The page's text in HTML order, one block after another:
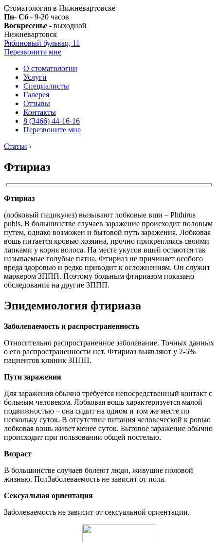
Стоматология в Нижневартовске
Пн- Сб - 9-20 часов
Воскресенье - выходной
Нижневартовск
Рябиновый бульвар, 11
Перезвоните мне
О стоматологии
Услуги
Специалисты
Галерея
Отзывы
Контакты
8 (3466) 44-16-16
Перезвоните мне
Статьи ›
Фтириаз
Фтириаз
(лобковый педикулез) вызывают лобковые вши – Phthirus
pubis. В большинстве случаев заражение происходит половым
путем, однако возможен и бытовой путь заражения. Лобковая
вошь питается кровью хозяина, прочно прикрепляясь своими
лапками у корня волоса. На месте укусов вшей остаются так
называемые голубые пятна. Фтириаз не причиняет особого
вреда здоровью и редко приводит к осложнениям. Он служит
маркером ЗППП. Поэтому больным фтириазом показано
обследование на другие ЗППП.
Эпидемиология фтириаза
Заболеваемость и распространенность
Относительно распространенное заболевание. Точных данных
о его распространенности нет. Фтириаз выявляют у 2-5%
пациентов клиник ЗППП.
Пути заражения
Для заражения обычно требуется непосредственный контакт с
больным человеком. Лобковая вошь характеризуется малой
подвижностью – она сидит на одном и том же месте по
нескольку суток. В отсутствие питания человеческой к ровью
лобковая вошь живет менее суток. Бытовое заражение обычно
происходит при пользовании общей постелью.
Возраст
В большинстве случаев болеют люди, живущие половой
жизнью. ПолЗаболеваемость не зависит от пола.
Сексуальная ориентация
Заболеваемость не зависит от сексуальной ориентации.